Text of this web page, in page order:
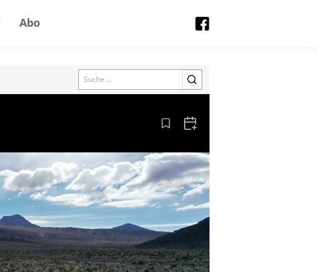
Abo
Search
Aus den Lesezeichen entfernen
Zum Kalender hinzufügen